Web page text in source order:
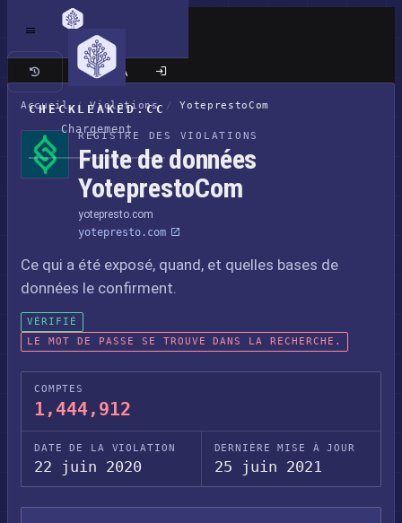
CHECKLEAKED.CC
Chargement
Site classique
Accueil / Violations / YoteprestoCom
REGISTRE DES VIOLATIONS
Fuite de données
YoteprestoCom
yotepresto.com
yotepresto.com
Ce qui a été exposé, quand, et quelles bases de
données le confirment.
VÉRIFIÉ
LE MOT DE PASSE SE TROUVE DANS LA RECHERCHE.
COMPTES
1,444,912
DATE DE LA VIOLATION
22 juin 2020
DERNIÈRE MISE À JOUR
25 juin 2021